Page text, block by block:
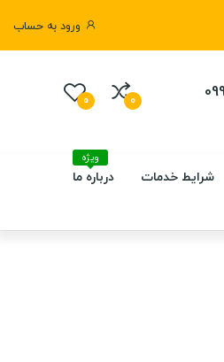
ورود به حساب
0
0
شرایط خدمات درباره ما
ویژه